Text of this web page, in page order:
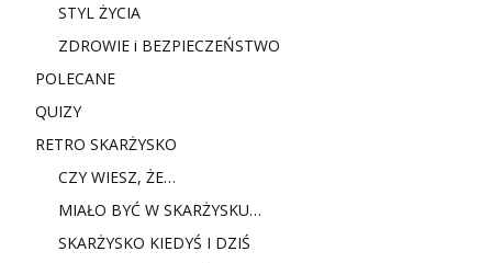
STYL ŻYCIA
ZDROWIE i BEZPIECZEŃSTWO
POLECANE
QUIZY
RETRO SKARŻYSKO
CZY WIESZ, ŻE…
MIAŁO BYĆ W SKARŻYSKU…
SKARŻYSKO KIEDYŚ I DZIŚ